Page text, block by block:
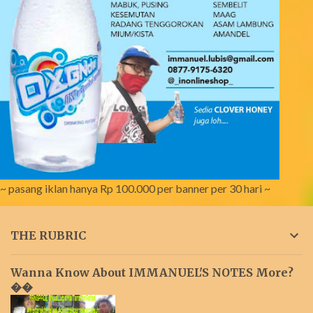
~ pasang iklan hanya Rp 100.000 per banner per 30 hari ~
THE RUBRIC
Wanna Know About IMMANUEL'S NOTES More?
��